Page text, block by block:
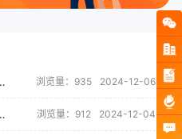
程是什么？ 浏览量：935 2024-12-06
程是什么？ 浏览量：912 2024-12-04